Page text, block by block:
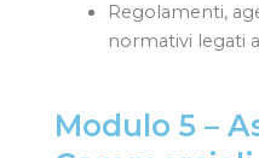
Regolamenti,
normativi legati
Modulo 5 –